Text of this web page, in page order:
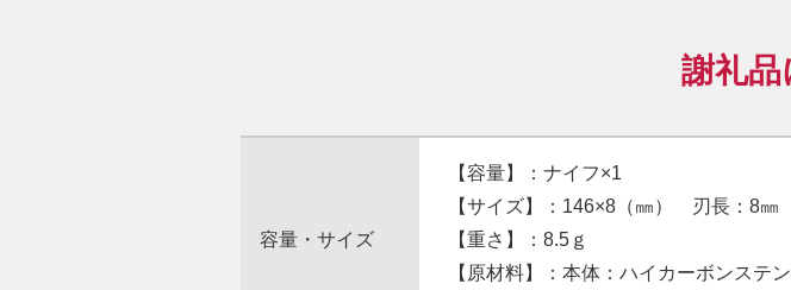
謝礼品
容量・サイズ
【容量】：ナイフ×1
【サイズ】：146×8（㎜） 刃長：8㎜
【重さ】：8.5ｇ
【原材料】：本体：ハイカーボン